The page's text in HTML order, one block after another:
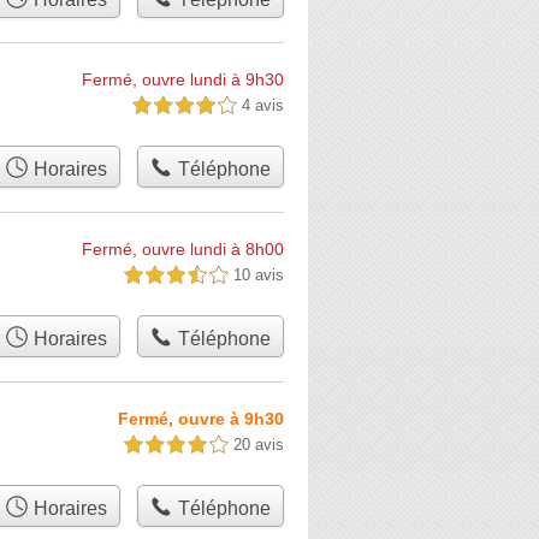
Fermé, ouvre lundi à 9h30
4,0 étoiles sur 5 4 avis
Horaires Téléphone
Fermé, ouvre lundi à 8h00
3,5 étoiles sur 5 10 avis
Horaires Téléphone
Fermé, ouvre à 9h30
4,0 étoiles sur 5 20 avis
Horaires Téléphone